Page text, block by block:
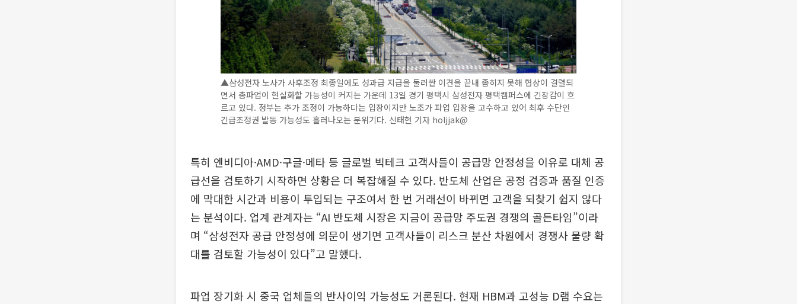
▲삼성전자 노사가 사후조정 최종일에도 성과급 지급을 둘러싼 이견을 끝내 좁히지 못해 협상이 결렬되
면서 총파업이 현실화할 가능성이 커지는 가운데 13일 경기 평택시 삼성전자 평택캠퍼스에 긴장감이 흐
르고 있다. 정부는 추가 조정이 가능하다는 입장이지만 노조가 파업 입장을 고수하고 있어 최후 수단인
긴급조정권 발동 가능성도 흘러나오는 분위기다. 신태현 기자 holjjak@
특히 엔비디아·AMD·구글·메타 등 글로벌 빅테크 고객사들이 공급망 안정성을 이유로 대체 공
급선을 검토하기 시작하면 상황은 더 복잡해질 수 있다. 반도체 산업은 공정 검증과 품질 인증
에 막대한 시간과 비용이 투입되는 구조여서 한 번 거래선이 바뀌면 고객을 되찾기 쉽지 않다
는 분석이다. 업계 관계자는 “AI 반도체 시장은 지금이 공급망 주도권 경쟁의 골든타임”이라
며 “삼성전자 공급 안정성에 의문이 생기면 고객사들이 리스크 분산 차원에서 경쟁사 물량 확
대를 검토할 가능성이 있다”고 말했다.
파업 장기화 시 중국 업체들의 반사이익 가능성도 거론된다. 현재 HBM과 고성능 D램 수요는